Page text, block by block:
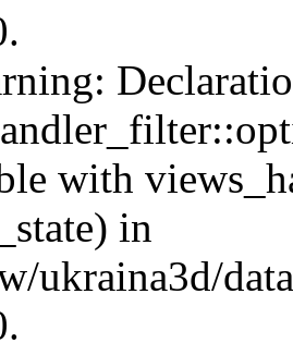
with
in
ukraina3d/